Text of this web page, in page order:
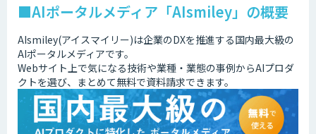
■AIポータルメディア「AIsmiley」の概要
AIsmiley(アイスマイリー)は企業のDXを推進する国内最大級の
AIポータルメディアです。
Webサイト上で気になる技術や業種・業態の事例からAIプロダ
クトを選び、まとめて無料で資料請求できます。